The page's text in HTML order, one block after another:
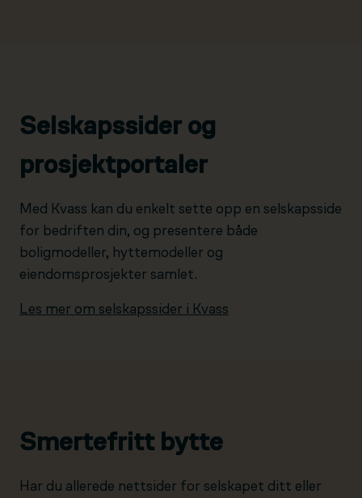
Selskapssider og
prosjektportaler
Med Kvass kan du enkelt sette opp en selskapsside
for bedriften din, og presentere både
boligmodeller, hyttemodeller og
eiendomsprosjekter samlet.
Les mer om selskapssider i Kvass
Smertefritt bytte
Har du allerede nettsider for selskapet ditt eller